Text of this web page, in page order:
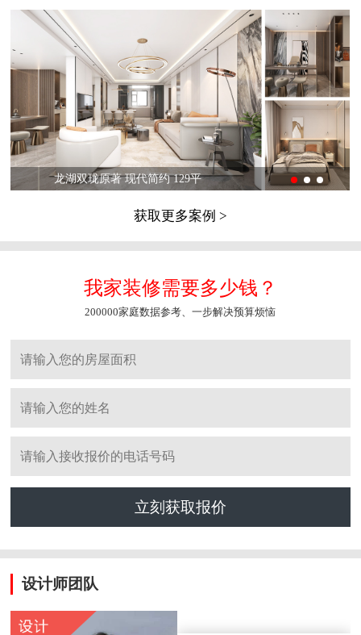
龙湖双珑原著 现代简约 129平
获取更多案例 >
我家装修需要多少钱？
200000家庭数据参考、一步解决预算烦恼
立刻获取报价
设计师团队